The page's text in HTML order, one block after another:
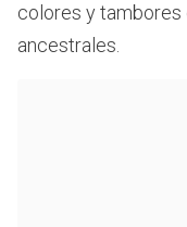
colores y
ancestrales.